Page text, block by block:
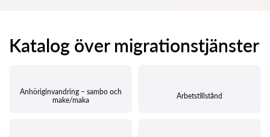
Katalog över migrationstjänster
Anhöriginvandring – sambo och
make/maka
Arbetstillstånd